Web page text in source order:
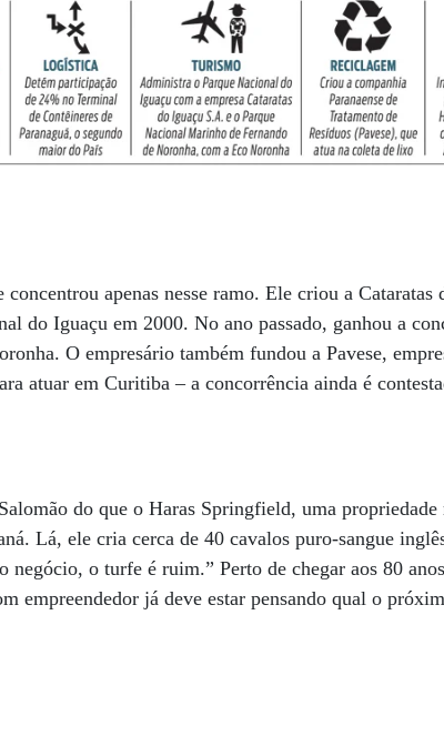
concentrou apenas nesse ramo. Ele criou a
do Iguaçu em 2000. No ano passado, ganhou a
O empresário também fundou a Pavese,
atuar em Curitiba – a concorrência ainda é
do que o Haras Springfield, uma
Lá, ele cria cerca de 40 cavalos puro-sangue
negócio, o turfe é ruim.” Perto de chegar aos 80
empreendedor já deve estar pensando qual o